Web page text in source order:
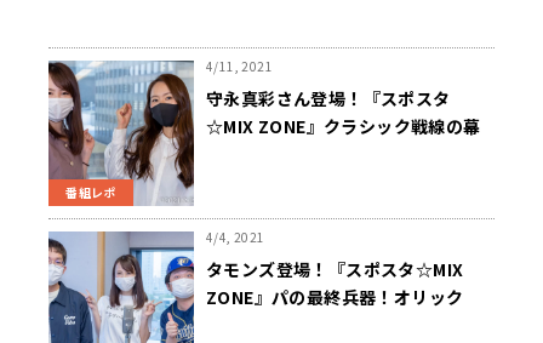
番組レポ
4/11, 2021
守永真彩さん登場！『スポスタ
☆MIX ZONE』クラシック戦線の幕
4/4, 2021
タモンズ登場！『スポスタ☆MIX
ZONE』パの最終兵器！オリック